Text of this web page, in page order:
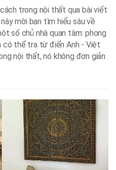
trong nội thất qua bài viết
mời bạn tìm hiểu sâu về
số chủ nhà quan tâm: phong
có thể tra từ điển Anh - Việt
nội thất, nó không đơn giản